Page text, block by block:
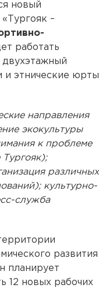
новый
–
работать
двухэтажный
и этнические юрты
направления
экокультуры
к проблеме
Тургояк);
различных
культурно-
служба
развития
планирует
12 новых рабочих